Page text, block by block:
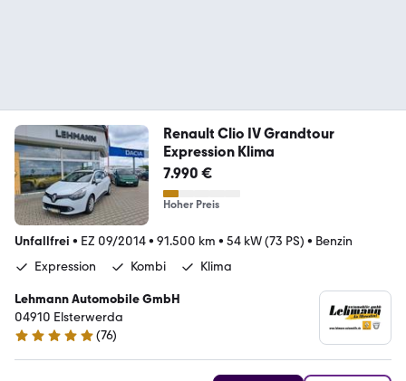
Renault Clio IV Grandtour
Expression Klima
7.990 €
Hoher Preis
Unfallfrei • EZ 09/2014• 91.500 km • 54 kW (73 PS) • Benzin
Expression
Kombi Klima
Lehmann Automobile GmbH
04910 Elsterwerda
5 Sterne
(76)